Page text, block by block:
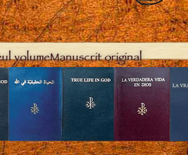
volumeManuscrit original